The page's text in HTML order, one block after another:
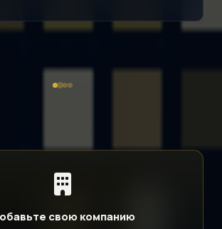
свою компанию